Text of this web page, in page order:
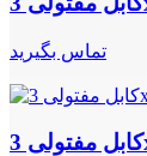
تماس بگیرید